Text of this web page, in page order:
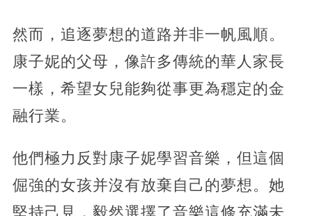
然而，追逐夢想的道路并非一帆風順。
康子妮的父母，像許多傳統的華人家長
一樣，希望女兒能夠從事更為穩定的金
融行業。
他們極力反對康子妮學習音樂，但這個
倔強的女孩并沒有放棄自己的夢想。她
堅持己見，毅然選擇了音樂這條充滿未